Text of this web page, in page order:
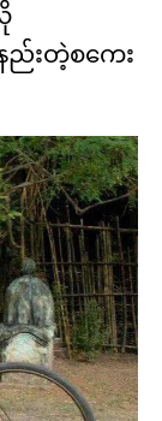
ည်းတဲ့စကေး